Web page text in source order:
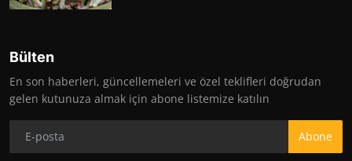
Bülten
En son haberleri, güncellemeleri ve özel teklifleri doğrudan
gelen kutunuza almak için abone listemize katılın
Abone